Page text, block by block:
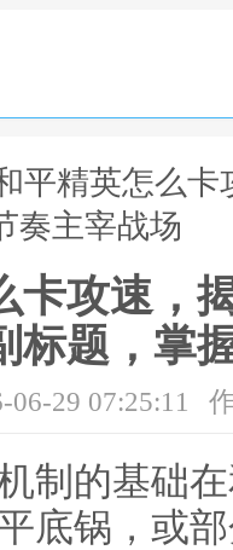
平精英怎么
奏主宰战场
卡攻速，
标题，掌
29 07:25:11
制的基础
底锅，或